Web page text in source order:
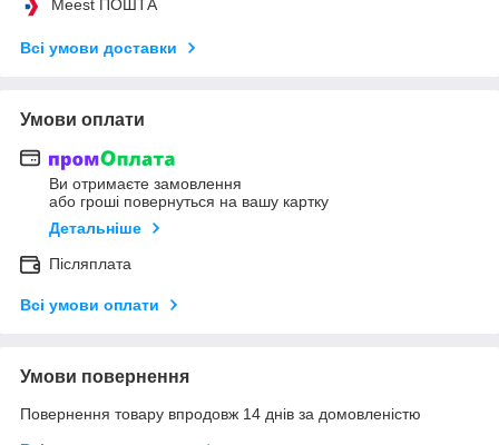
Meest ПОШТА
Всі умови доставки
Умови оплати
Ви отримаєте замовлення
або гроші повернуться на вашу картку
Детальніше
Післяплата
Всі умови оплати
Умови повернення
Повернення товару впродовж 14 днів за домовленістю